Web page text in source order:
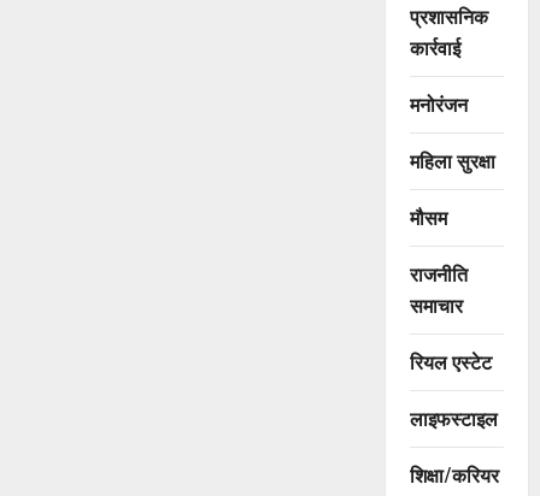
प्रशासनिक
कार्रवाई
मनोरंजन
महिला सुरक्षा
मौसम
राजनीति
समाचार
रियल एस्टेट
लाइफस्टाइल
शिक्षा/करियर